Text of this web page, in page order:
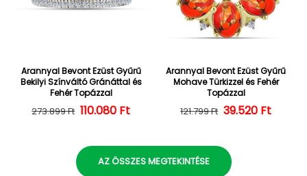
Arannyal Bevont Ezüst Gyűrű
Bekilyi Színváltó Gránáttal és
Fehér Topázzal
Normál ár
273.899 Ft Kedvezményes ár
110.080 Ft
Arannyal Bevont Ezüst Gyűrű
Mohave Türkizzel és Fehér
Topázzal
Normál ár
121.799 Ft 39.520 Ft
AZ ÖSSZES MEGTEKINTÉSE